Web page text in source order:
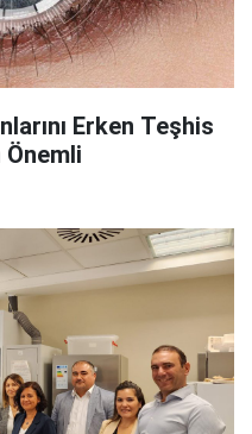
Erken Teşhis
Önemli